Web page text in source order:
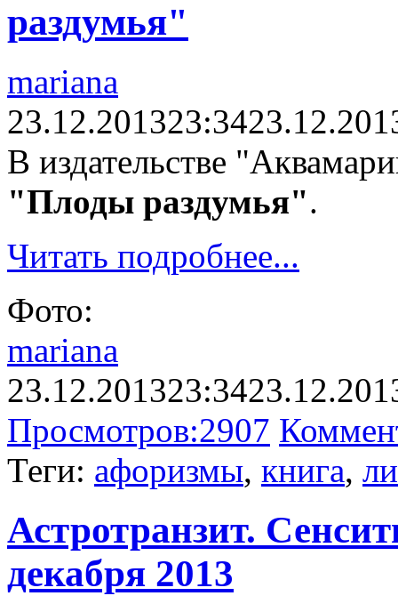
раздумья"
mariana
23.12.201323:34
В издательстве
"Плоды раздумья".
Читать подробнее...
Фото:
mariana
23.12.201323:34
Просмотров:2907
Теги: афоризмы, книга,
Астротранзит.
декабря 2013